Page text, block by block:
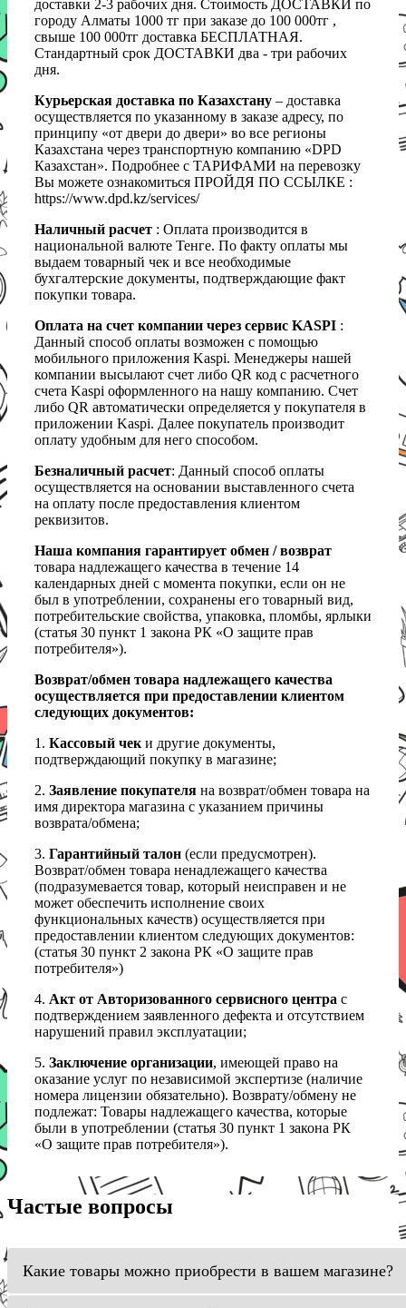
доставки 2-3 рабочих дня. Стоимость ДОСТАВКИ по
городу Алматы 1000 тг при заказе до 100 000тг ,
свыше 100 000тг доставка БЕСПЛАТНАЯ.
Стандартный срок ДОСТАВКИ два - три рабочих
дня.
Курьерская доставка по Казахстану – доставка
осуществляется по указанному в заказе адресу, по
принципу «от двери до двери» во все регионы
Казахстана через транспортную компанию «DPD
Казахстан». Подробнее с ТАРИФАМИ на перевозку
Вы можете ознакомиться ПРОЙДЯ ПО ССЫЛКЕ :
https://www.dpd.kz/services/
Наличный расчет : Оплата производится в
национальной валюте Тенге. По факту оплаты мы
выдаем товарный чек и все необходимые
бухгалтерские документы, подтверждающие факт
покупки товара.
Оплата на счет компании через сервис KASPI :
Данный способ оплаты возможен с помощью
мобильного приложения Kaspi. Менеджеры нашей
компании высылают счет либо QR код с расчетного
счета Kaspi оформленного на нашу компанию. Счет
либо QR автоматически определяется у покупателя в
приложении Kaspi. Далее покупатель производит
оплату удобным для него способом.
Безналичный расчет: Данный способ оплаты
осуществляется на основании выставленного счета
на оплату после предоставления клиентом
реквизитов.
Наша компания гарантирует обмен / возврат
товара надлежащего качества в течение 14
календарных дней с момента покупки, если он не
был в употреблении, сохранены его товарный вид,
потребительские свойства, упаковка, пломбы, ярлыки
(статья 30 пункт 1 закона РК «О защите прав
потребителя»).
Возврат/обмен товара надлежащего качества
осуществляется при предоставлении клиентом
следующих документов:
1. Кассовый чеки другие документы,
подтверждающий покупку в магазине;
2. Заявление покупателя на возврат/обмен товара на
имя директора магазина с указанием причины
возврата/обмена;
3. Гарантийный талон (если предусмотрен).
Возврат/обмен товара ненадлежащего качества
(подразумевается товар, который неисправен и не
может обеспечить исполнение своих
функциональных качеств) осуществляется при
предоставлении клиентом следующих документов:
(статья 30 пункт 2 закона РК «О защите прав
потребителя»)
4. Акт от Авторизованного сервисного центра с
подтверждением заявленного дефекта и отсутствием
нарушений правил эксплуатации;
5. Заключение организации, имеющей право на
оказание услуг по независимой экспертизе (наличие
номера лицензии обязательно). Возврату/обмену не
подлежат: Товары надлежащего качества, которые
были в употреблении (статья 30 пункт 1 закона РК
«О защите прав потребителя»).
Частые вопросы
Какие товары можно приобрести в вашем магазине?